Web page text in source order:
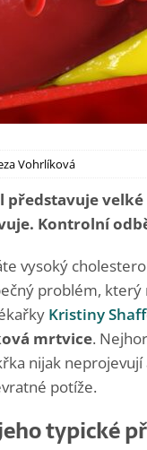
Vohrlíková
Kontrolní
vysoký
problém, který
Kristiny
mrtvice.
nijak
potíže.
typické